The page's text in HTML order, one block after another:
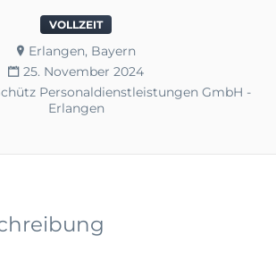
VOLLZEIT
Erlangen, Bayern
25. November 2024
Personaldienstleistungen GmbH -
Erlangen